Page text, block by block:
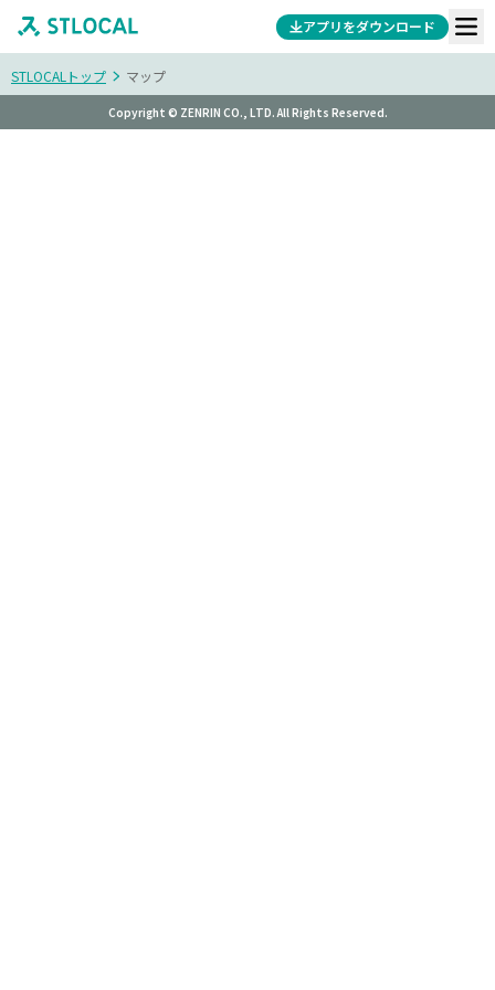
アプリをダウンロード
STLOCALトップ マップ
Copyright © ZENRIN CO., LTD. All Rights Reserved.